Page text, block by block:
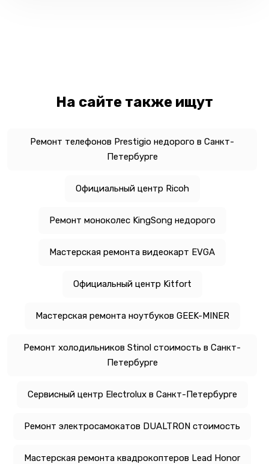
На сайте также ищут
Ремонт телефонов Prestigio недорого в Санкт-
Петербурге
Официальный центр Ricoh
Ремонт моноколес KingSong недорого
Мастерская ремонта видеокарт EVGA
Официальный центр Kitfort
Мастерская ремонта ноутбуков GEEK-MINER
Ремонт холодильников Stinol стоимость в Санкт-
Петербурге
Сервисный центр Electrolux в Санкт-Петербурге
Ремонт электросамокатов DUALTRON стоимость
Мастерская ремонта квадрокоптеров Lead Honor